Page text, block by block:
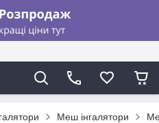
Меш інгалятори